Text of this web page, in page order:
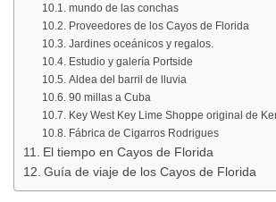
mundo de las conchas
Proveedores de los Cayos de Florida
Jardines oceánicos y regalos.
Estudio y galería Portside
Aldea del barril de lluvia
90 millas a Cuba
Key West Key Lime Shoppe original de
Fábrica de Cigarros Rodrigues
El tiempo en Cayos de Florida
Guía de viaje de los Cayos de Florida